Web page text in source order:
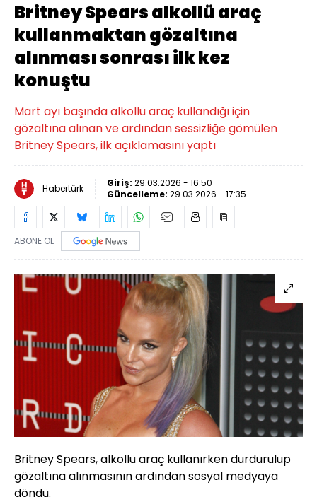
Britney Spears alkollü araç
kullanmaktan gözaltına
alınması sonrası ilk kez
konuştu
Mart ayı başında alkollü araç kullandığı için
gözaltına alınan ve ardından sessizliğe gömülen
Britney Spears, ilk açıklamasını yaptı
Habertürk Giriş: 29.03.2026 - 16:50
Güncelleme: 29.03.2026 - 17:35
ABONE OL
Britney Spears, alkollü araç kullanırken durdurulup
gözaltına alınmasının ardından sosyal medyaya
döndü.